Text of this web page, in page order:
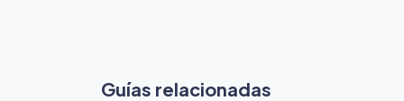
Guías relacionadas